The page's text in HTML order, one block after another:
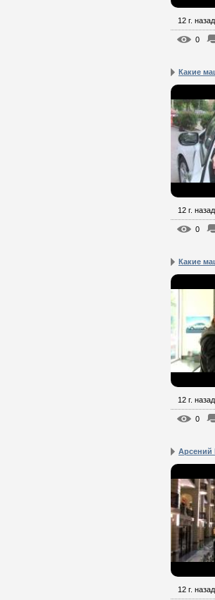
12 г. назад
0
Какие
12 г. назад
0
Какие
12 г. назад
0
Арсений
12 г. назад